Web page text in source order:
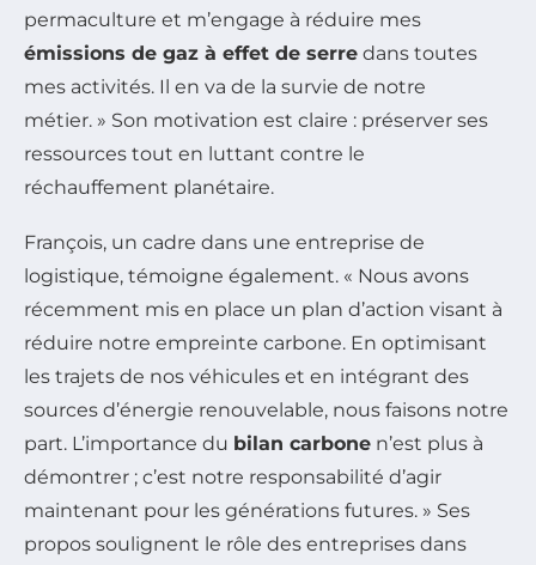
permaculture et m’engage à réduire mes
émissions de gaz à effet de serre dans toutes
mes activités. Il en va de la survie de notre
métier. » Son motivation est claire : préserver ses
ressources tout en luttant contre le
réchauffement planétaire.
François, un cadre dans une entreprise de
logistique, témoigne également. « Nous avons
récemment mis en place un plan d’action visant à
réduire notre empreinte carbone. En optimisant
les trajets de nos véhicules et en intégrant des
sources d’énergie renouvelable, nous faisons notre
part. L’importance du bilan carbone n’est plus à
démontrer ; c’est notre responsabilité d’agir
maintenant pour les générations futures. » Ses
propos soulignent le rôle des entreprises dans